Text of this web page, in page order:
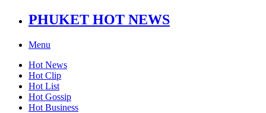
PHUKET HOT NEWS
Menu
Hot News
Hot Clip
Hot List
Hot Gossip
Hot Business